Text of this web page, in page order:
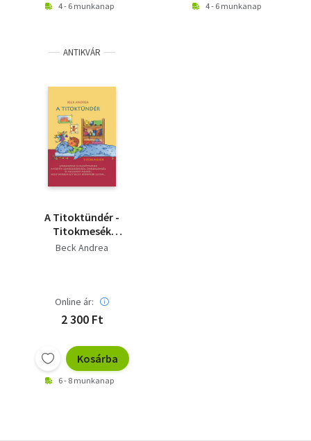
4 - 6 munkanap 4 - 6 munkanap
ANTIKVÁR
A Titoktündér -
Titokmesék
gyerekeknek és
Beck Andrea
Online ár:
2 300 Ft
Kosárba
6 - 8 munkanap